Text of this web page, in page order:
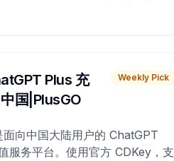
Plus 充
国|PlusGO
Weekly Pick
面向中国大陆用户的 ChatGPT
服务平台。使用官方 CDKey，支